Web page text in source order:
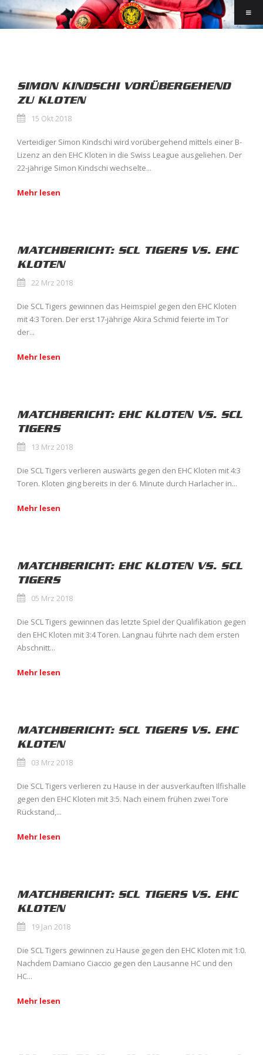
SIMON KINDSCHI VORÜBERGEHEND
ZU KLOTEN
15 Okt 2018
Verteidiger Simon Kindschi wird vorübergehend mittels einer B-
Lizenz an den EHC Kloten in die Swiss League ausgeliehen. Der
22-jährige Simon Kindschi wechselte...
Mehr lesen
MATCHBERICHT: SCL TIGERS VS. EHC
KLOTEN
22 Mrz 2018
Die SCL Tigers gewinnen das Heimspiel gegen den EHC Kloten
mit 4:3 Toren. Der erst 17-jährige Akira Schmid feierte im Tor
der...
Mehr lesen
MATCHBERICHT: EHC KLOTEN VS. SCL
TIGERS
13 Mrz 2018
Die SCL Tigers verlieren auswärts gegen den EHC Kloten mit 4:3
Toren. Kloten ging bereits in der 6. Minute durch Harlacher in...
Mehr lesen
MATCHBERICHT: EHC KLOTEN VS. SCL
TIGERS
05 Mrz 2018
Die SCL Tigers gewinnen das letzte Spiel der Qualifikation gegen
den EHC Kloten mit 3:4 Toren. Langnau führte nach dem ersten
Abschnitt...
Mehr lesen
MATCHBERICHT: SCL TIGERS VS. EHC
KLOTEN
03 Mrz 2018
Die SCL Tigers verlieren zu Hause in der ausverkauften Ilfishalle
gegen den EHC Kloten mit 3:5. Nach einem frühen zwei Tore
Rückstand,...
Mehr lesen
MATCHBERICHT: SCL TIGERS VS. EHC
KLOTEN
19 Jan 2018
Die SCL Tigers gewinnen zu Hause gegen den EHC Kloten mit 1:0.
Nachdem Damiano Ciaccio gegen den Lausanne HC und den
HC...
Mehr lesen